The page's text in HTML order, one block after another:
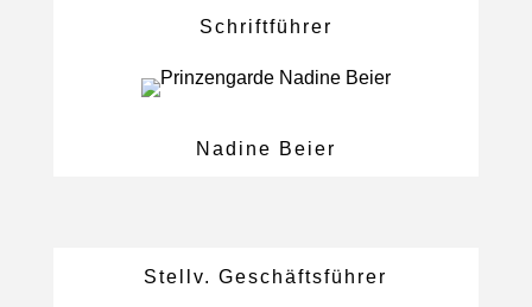
Schriftführer
Nadine Beier
Stellv. Geschäftsführer